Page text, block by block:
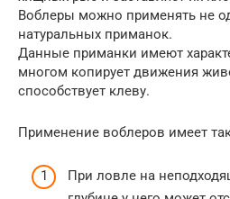
Воблеры можно применять не
натуральных приманок.
Данные приманки имеют
многом копирует движения
способствует клеву.
Применение воблеров имеет
При ловле на